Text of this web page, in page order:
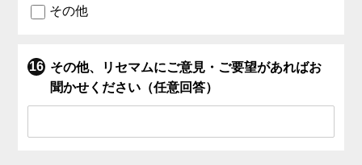
その他
その他、リセマムにご意見・ご要望があればお
聞かせください（任意回答）